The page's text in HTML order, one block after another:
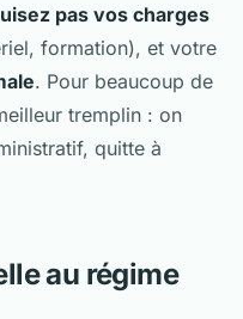
pas vos charges
formation), et votre
. Pour beaucoup de
tremplin : on
quitte à
au régime